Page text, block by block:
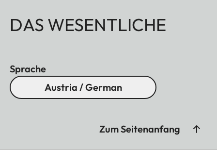
DAS WESENTLICHE
Sprache
Austria / German
Zum Seitenanfang